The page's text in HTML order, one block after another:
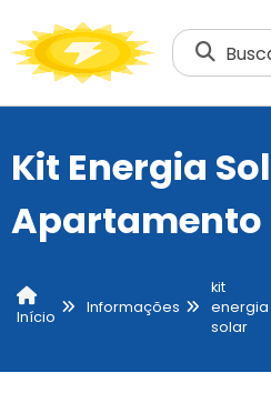
Kit Energia
Apartamento
Início
Informações
kit
energia
solar